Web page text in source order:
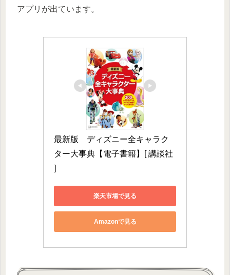
アプリが出ています。
最新版　ディズニー全キャラク
ター大事典【電子書籍】[ 講談社
]
楽天市場で見る
Amazonで見る